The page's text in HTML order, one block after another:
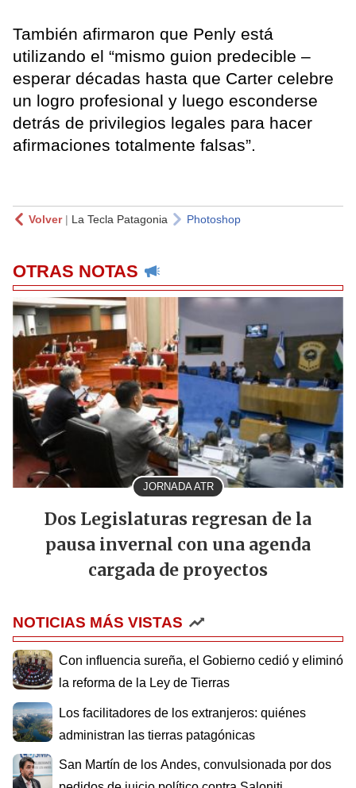
También afirmaron que Penly está
utilizando el “mismo guion predecible –
esperar décadas hasta que Carter celebre
un logro profesional y luego esconderse
detrás de privilegios legales para hacer
afirmaciones totalmente falsas”.
Volver| La Tecla Patagonia Photoshop
OTRAS NOTAS
JORNADA ATR
Dos Legislaturas regresan de la
pausa invernal con una agenda
cargada de proyectos
NOTICIAS MÁS VISTAS
Con influencia sureña, el Gobierno cedió y eliminó
la reforma de la Ley de Tierras
Los facilitadores de los extranjeros: quiénes
administran las tierras patagónicas
San Martín de los Andes, convulsionada por dos